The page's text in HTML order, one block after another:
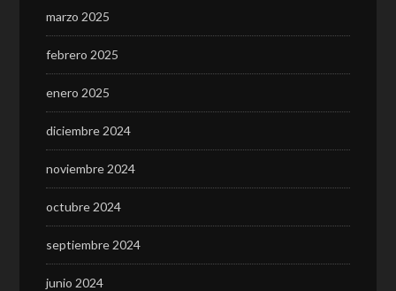
marzo 2025
febrero 2025
enero 2025
diciembre 2024
noviembre 2024
octubre 2024
septiembre 2024
junio 2024